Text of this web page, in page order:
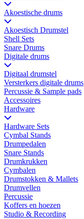
Akoestische drums
Akoestisch Drumstel
Shell Sets
Snare Drums
Digitale drums
Digitaal drumstel
Versterkers digitale drums
Percussie & Sample pads
Accessoires
Hardware
Hardware Sets
Cymbal Stands
Drumpedalen
Snare Stands
Drumkrukken
Cymbalen
Drumstokken & Mallets
Drumvellen
Percussie
Koffers en hoezen
Studio & Recording